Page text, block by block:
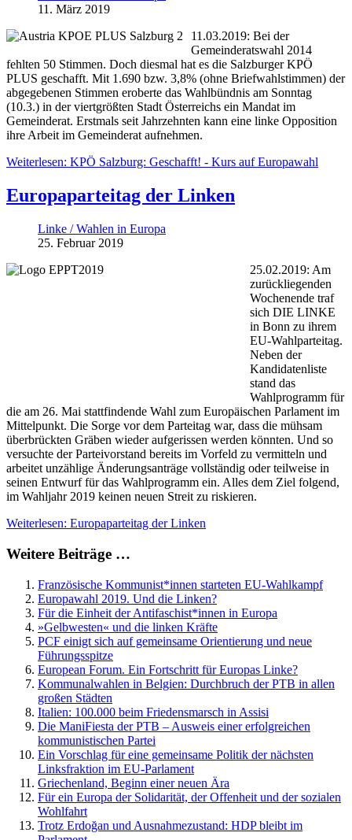
11. März 2019
11.03.2019: Bei der
Gemeinderatswahl 2014
fehlten 50 Stimmen. Doch diesmal hat es die Salzburger KPÖ
PLUS geschafft. Mit 1.690 bzw. 3,8% (ohne Briefwahlstimmen) der
abgegebenen Stimmen eroberte das Wahlbündnis am Sonntag
(10.3.) in der viertgrößten Stadt Österreichs ein Mandat im
Gemeinderat. Erstmals seit Jahrzehnten kann eine linke Opposition
ihre Arbeit im Gemeinderat aufnehmen.
Weiterlesen: KPÖ Salzburg: Geschafft! - Kurs auf Europawahl
Europaparteitag der Linken
Linke / Wahlen in Europa
25. Februar 2019
25.02.2019: Am
zurückliegenden
Wochenende traf
sich DIE LINKE
in Bonn zu ihrem
EU-Wahlparteitag.
Neben der
Kandidatenliste
stand das
Wahlprogramm für
die am 26. Mai stattfindende Wahl zum Europäischen Parlament im
Mittelpunkt. Die Sorge vor dem Parteitag war, dass die mühsam
überbrückten Gräben wieder aufgerissen werden könnten. Und so
versuchte der Parteivorstand bereits im Vorfeld zu vermitteln und
arbeitet unzählige Änderungsanträge vollständig oder teilweise in
seinen Entwurf für das Wahlprogramm ein. Alles dem Ziel folgend,
im Wahljahr 2019 keinen neuen Streit zu riskieren.
Weiterlesen: Europaparteitag der Linken
Weitere Beiträge …
Französische Kommunist*innen starteten EU-Wahlkampf
Europawahl 2019. Und die Linken?
Für die Einheit der Antifaschist*innen in Europa
»Gelbwesten« und die linken Kräfte
PCF einigt sich auf gemeinsame Orientierung und neue
Führungsspitze
European Forum. Ein Fortschritt für Europas Linke?
Kommunalwahlen in Belgien: Durchbruch der PTB in allen
großen Städten
Italien: 100.000 beim Friedensmarsch in Assisi
Die ManiFiesta der PTB – Ausweis einer erfolgreichen
kommunistischen Partei
Ein Vorschlag für eine gemeinsame Politik der nächsten
Linksfraktion im EU-Parlament
Griechenland, Beginn einer neuen Ära
Für ein Europa der Solidarität, der Offenheit und der sozialen
Wohlfahrt
Trotz Erdoğan und Ausnahmezustand: HDP bleibt im